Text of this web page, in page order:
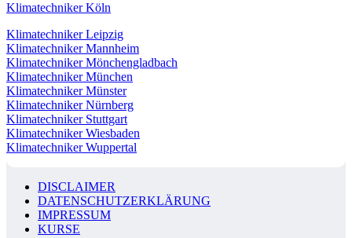
Klimatechniker Köln
Klimatechniker Leipzig
Klimatechniker Mannheim
Klimatechniker Mönchengladbach
Klimatechniker München
Klimatechniker Münster
Klimatechniker Nürnberg
Klimatechniker Stuttgart
Klimatechniker Wiesbaden
Klimatechniker Wuppertal
DISCLAIMER
DATENSCHUTZERKLÄRUNG
IMPRESSUM
KURSE